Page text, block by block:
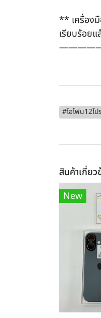
** เครื่องมื
เรียบร้อย
#ไอโฟน12โ
สินค้าเกี่ยว
New